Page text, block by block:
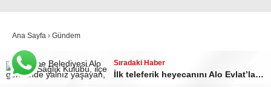
Sıradaki Haber
Ülkü Ocakları Kocaeli’den Serindere Kanyonu’nda doğa yürüyüşü
Sıradaki Haber
İstanbul’da en yüksek puanla öğrenci alan liseler belli oldu
Sıradaki Haber
İlk teleferik heyecanını Alo Evlat’la yaşadılar
Ana Sayfa › Gündem
Vali Aktaş vatandaşlarla